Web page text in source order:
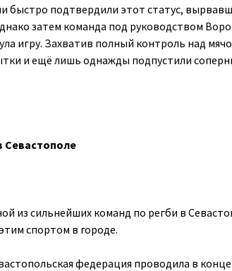
быстро подтвердили этот статус,
затем команда под руководством
игру. Захватив полный контроль над
и ещё лишь однажды подпустили
Севастополе
из сильнейших команд по регби в
спортом в городе.
федерация проводила в